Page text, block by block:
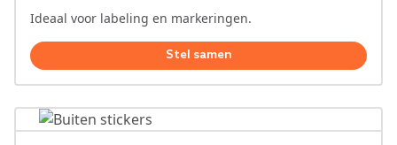
Ideaal voor labeling en markeringen.
Stel samen